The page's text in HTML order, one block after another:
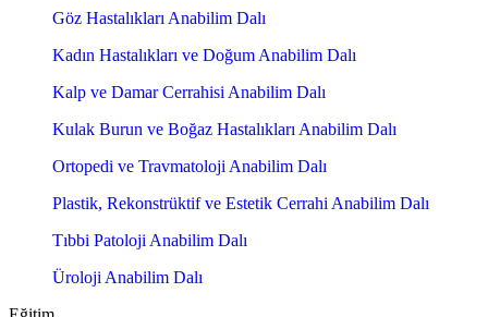
Göz Hastalıkları Anabilim Dalı
Kadın Hastalıkları ve Doğum Anabilim Dalı
Kalp ve Damar Cerrahisi Anabilim Dalı
Kulak Burun ve Boğaz Hastalıkları Anabilim Dalı
Ortopedi ve Travmatoloji Anabilim Dalı
Plastik, Rekonstrüktif ve Estetik Cerrahi Anabilim Dalı
Tıbbi Patoloji Anabilim Dalı
Üroloji Anabilim Dalı